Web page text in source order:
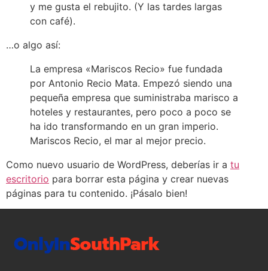
y me gusta el rebujito. (Y las tardes largas
con café).
…o algo así:
La empresa «Mariscos Recio» fue fundada
por Antonio Recio Mata. Empezó siendo una
pequeña empresa que suministraba marisco a
hoteles y restaurantes, pero poco a poco se
ha ido transformando en un gran imperio.
Mariscos Recio, el mar al mejor precio.
Como nuevo usuario de WordPress, deberías ir a tu
escritorio para borrar esta página y crear nuevas
páginas para tu contenido. ¡Pásalo bien!